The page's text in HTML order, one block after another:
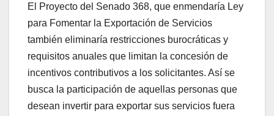
El Proyecto del Senado 368, que enmendaría Ley
para Fomentar la Exportación de Servicios
también eliminaría restricciones burocráticas y
requisitos anuales que limitan la concesión de
incentivos contributivos a los solicitantes. Así se
busca la participación de aquellas personas que
desean invertir para exportar sus servicios fuera